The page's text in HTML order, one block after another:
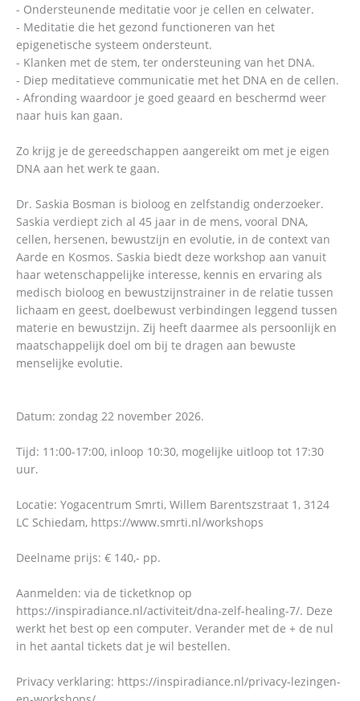
- Ondersteunende meditatie voor je cellen en celwater.
- Meditatie die het gezond functioneren van het
epigenetische systeem ondersteunt.
- Klanken met de stem, ter ondersteuning van het DNA.
- Diep meditatieve communicatie met het DNA en de cellen.
- Afronding waardoor je goed geaard en beschermd weer
naar huis kan gaan.
Zo krijg je de gereedschappen aangereikt om met je eigen
DNA aan het werk te gaan.
Dr. Saskia Bosman is bioloog en zelfstandig onderzoeker.
Saskia verdiept zich al 45 jaar in de mens, vooral DNA,
cellen, hersenen, bewustzijn en evolutie, in de context van
Aarde en Kosmos. Saskia biedt deze workshop aan vanuit
haar wetenschappelijke interesse, kennis en ervaring als
medisch bioloog en bewustzijnstrainer in de relatie tussen
lichaam en geest, doelbewust verbindingen leggend tussen
materie en bewustzijn. Zij heeft daarmee als persoonlijk en
maatschappelijk doel om bij te dragen aan bewuste
menselijke evolutie.
Datum: zondag 22 november 2026.
Tijd: 11:00-17:00, inloop 10:30, mogelijke uitloop tot 17:30
uur.
Locatie: Yogacentrum Smrti, Willem Barentszstraat 1, 3124
LC Schiedam, https://www.smrti.nl/workshops
Deelname prijs: € 140,- pp.
Aanmelden: via de ticketknop op
https://inspiradiance.nl/activiteit/dna-zelf-healing-7/. Deze
werkt het best op een computer. Verander met de + de nul
in het aantal tickets dat je wil bestellen.
Privacy verklaring: https://inspiradiance.nl/privacy-lezingen-